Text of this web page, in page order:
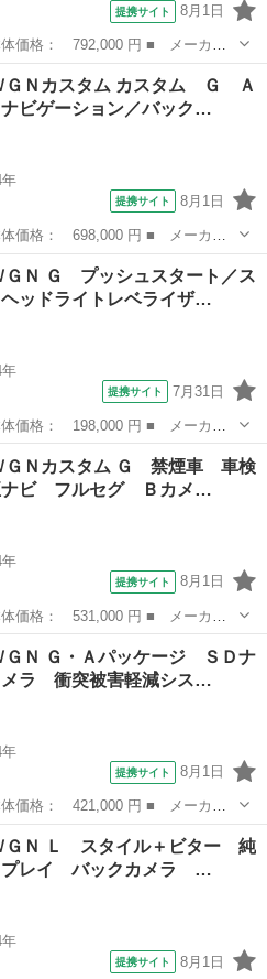
提携サイト 8月1日
ＧＮカスタム ■ グレード名：
クカメラ 禁煙車 ハーフレザー
ＧＮカスタム カスタム Ｇ Ａ
ビゲーション／バック…
提携サイト 8月1日
ＧＮカスタム ■ グレード名：
ーション／バックカメラ／ドラ
ＧＮ Ｇ プッシュスタート／ス
ッドライトレベライザ…
提携サイト 7月31日
ＧＮ ■ グレード名： Ｇ プッ
ドライトレベライザー／電動ミラ
ＧＮカスタム Ｇ 禁煙車 車検
ビ フルセグ Ｂカメ…
年
提携サイト 8月1日
ＧＮカスタム ■ グレード名：
フルセグ Ｂカメラ ＢＴ Ｈ
ＧＮ Ｇ・Ａパッケージ ＳＤナ
ラ 衝突被害軽減シス…
年
提携サイト 8月1日
ＧＮ ■ グレード名： Ｇ・Ａパ
衝突被害軽減システム 禁煙
ＧＮ Ｌ スタイル＋ビター 純
プレイ バックカメラ …
提携サイト 8月1日